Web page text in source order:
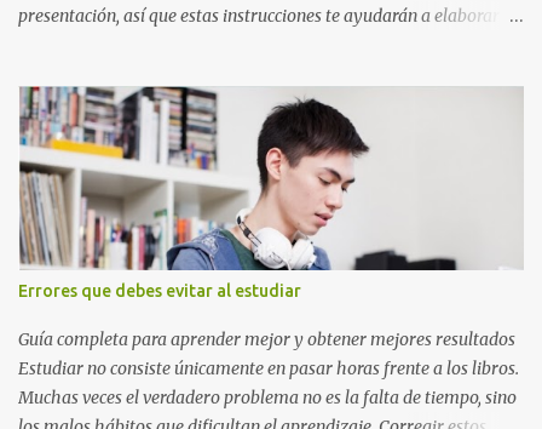
presentación, así que estas instrucciones te ayudarán a elaborar
compartir el enlace de este artículo para que así como a ti también
ellos se puedan guiar con esta explicación. Los datos esenciales
para una portada para presentar un trabajo escrito a mano o
impreso son los siguientes y en este orden: Nombre de la escuela o
del instituto (Es muy importante este dato) Título del trabajo
(Puede ser: Ensayo sobre la lectura, o Informe de computación)
Nombre completo del alumno que va a presentar dicho trabajo
escrito La clase, materia ó asignatura Grupo Nombre del maestro
o catedrático Ciudad y fecha...
Errores que debes evitar al estudiar
Guía completa para aprender mejor y obtener mejores resultados
Estudiar no consiste únicamente en pasar horas frente a los libros.
Muchas veces el verdadero problema no es la falta de tiempo, sino